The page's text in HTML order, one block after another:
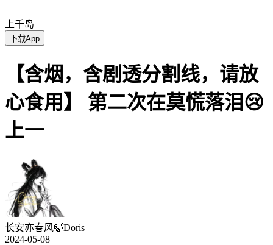
上千岛
下载App
【含烟，含剧透分割线，请放
心食用】 第二次在莫慌落泪😢
上一
长安亦春风🍃Doris
2024-05-08